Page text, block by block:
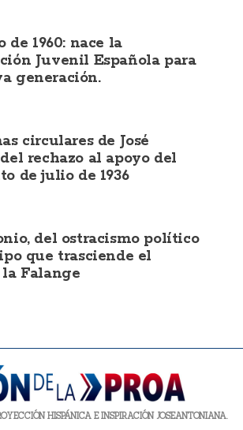
de 1960: nace la
Juvenil Española para
generación.
circulares de José
rechazo al apoyo del
de julio de 1936
del ostracismo político
que trasciende el
Falange
HISPÁNICA E INSPIRACIÓN JOSEANTONIANA.